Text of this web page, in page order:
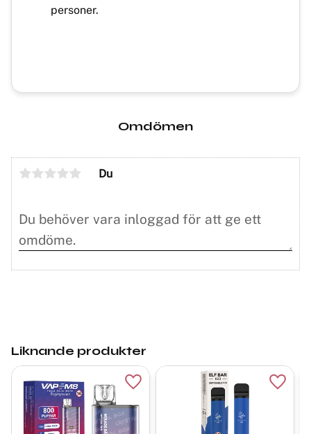
personer.
Omdömen
Du
Liknande produkter
Lägg till i favoriter Lägg